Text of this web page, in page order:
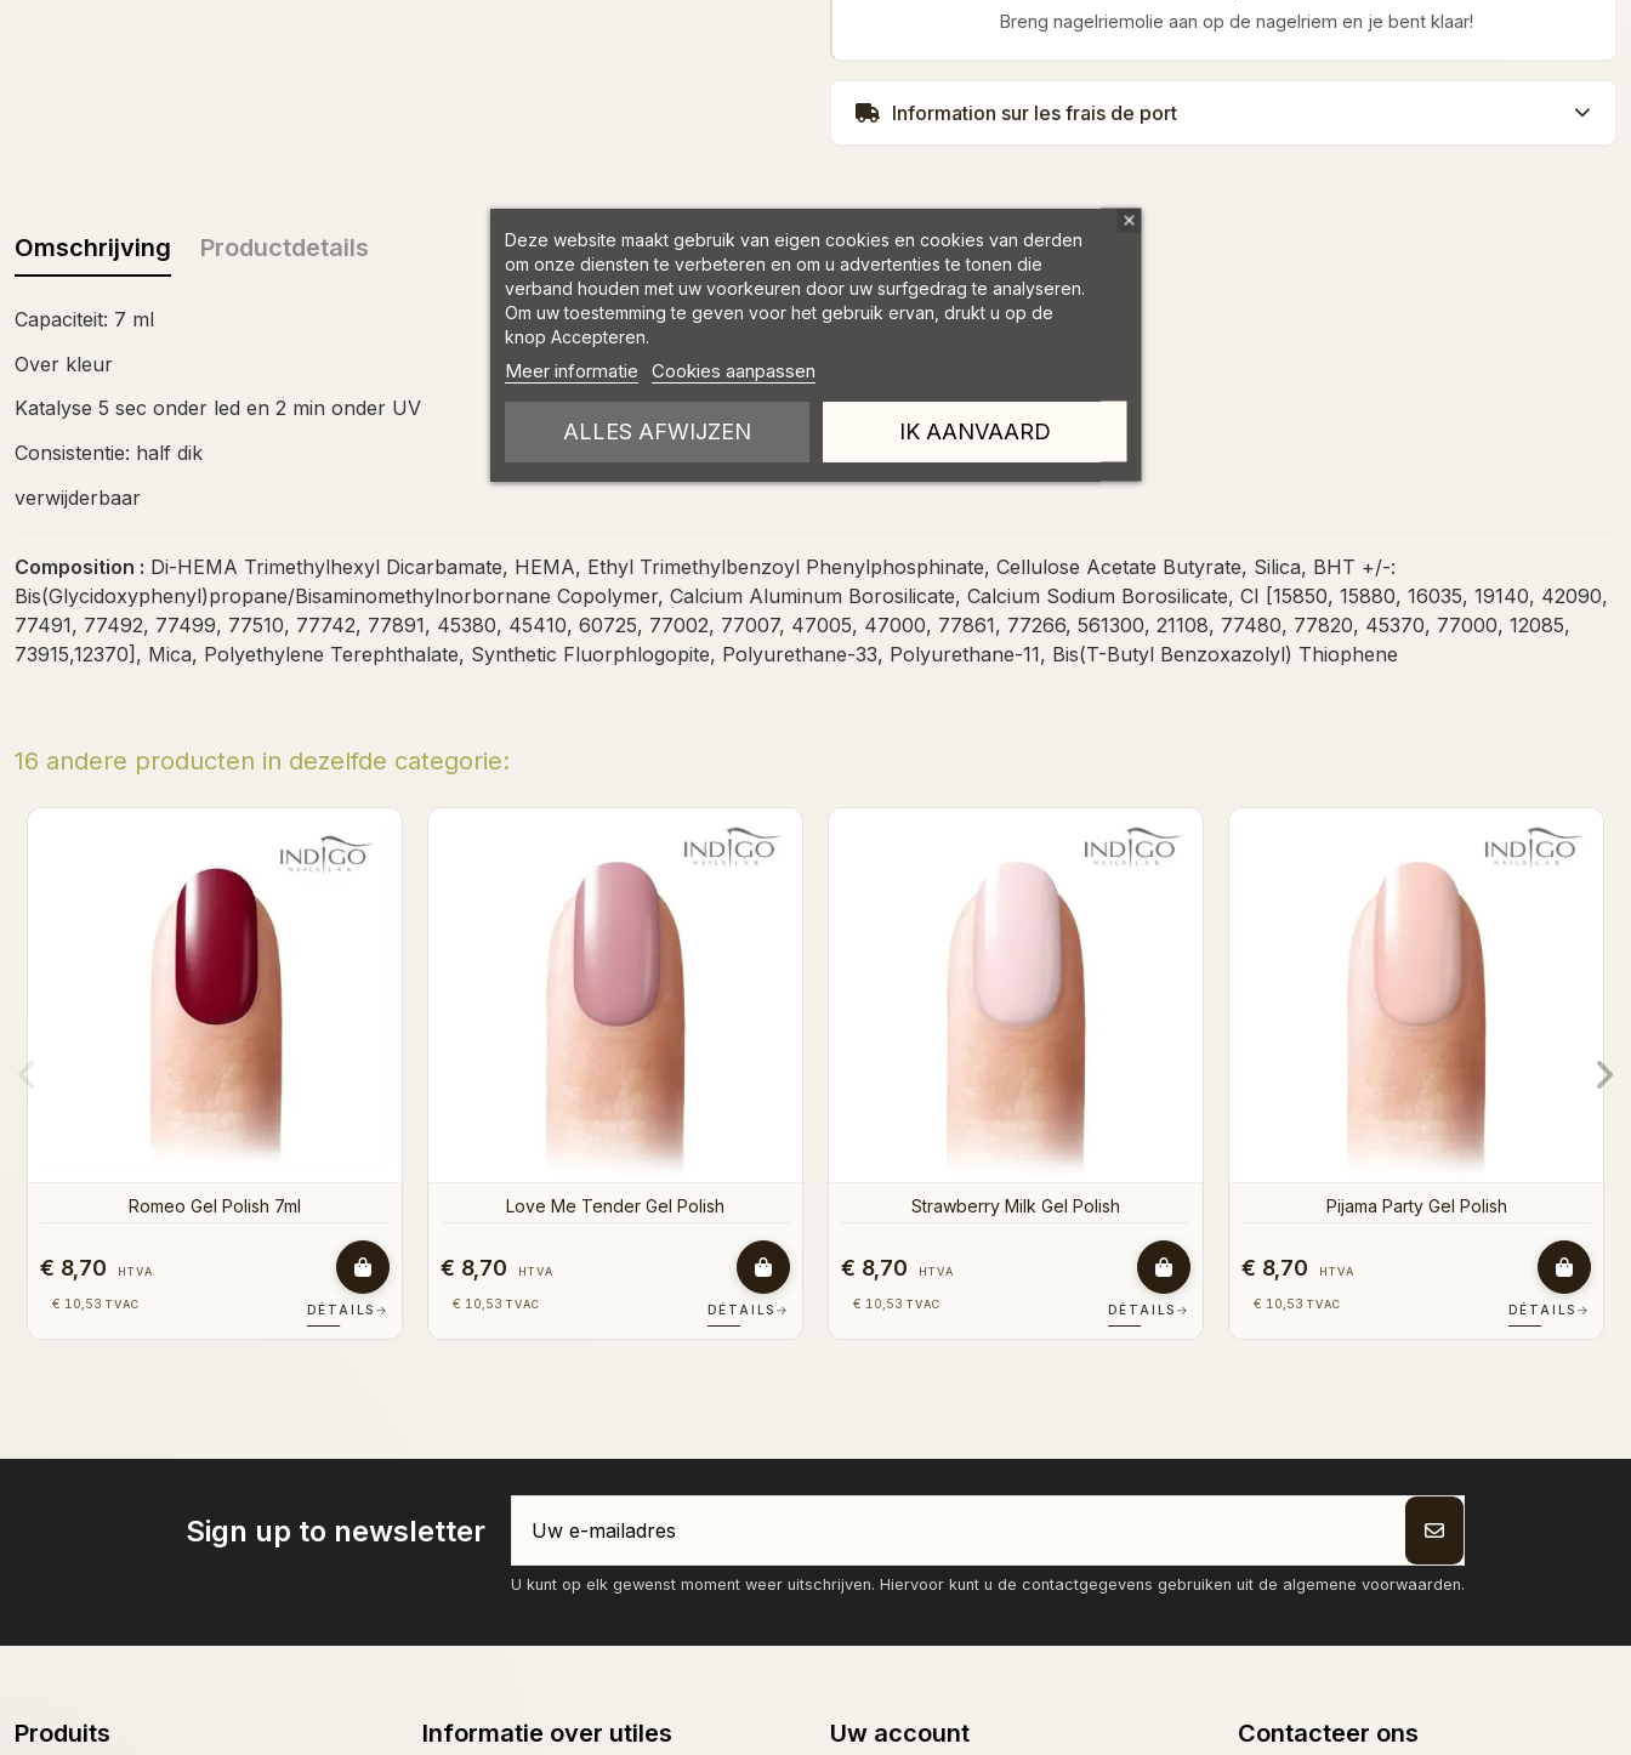
Breng nagelriemolie aan op de nagelriem en je bent klaar!
Information sur les frais de port
Omschrijving Productdetails
Capaciteit: 7 ml
Over kleur
Katalyse 5 sec onder led en 2 min onder UV
Consistentie: half dik
verwijderbaar
Composition : Di-HEMA Trimethylhexyl Dicarbamate, HEMA, Ethyl Trimethylbenzoyl Phenylphosphinate, Cellulose Acetate Butyrate, Silica, BHT +/-:
Bis(Glycidoxyphenyl)propane/Bisaminomethylnorbornane Copolymer, Calcium Aluminum Borosilicate, Calcium Sodium Borosilicate, CI [15850, 15880, 16035, 19140, 42090,
77491, 77492, 77499, 77510, 77742, 77891, 45380, 45410, 60725, 77002, 77007, 47005, 47000, 77861, 77266, 561300, 21108, 77480, 77820, 45370, 77000, 12085,
73915,12370], Mica, Polyethylene Terephthalate, Synthetic Fluorphlogopite, Polyurethane-33, Polyurethane-11, Bis(T-Butyl Benzoxazolyl) Thiophene
16 andere producten in dezelfde categorie:
€ 8,70 HTVA
€ 10,53 TVAC DÉTAILS →
€ 8,70 HTVA
€ 10,53 TVAC DÉTAILS →
€ 8,70 HTVA
€ 10,53 TVAC DÉTAILS →
€ 8,70 HTVA
€ 10,53 TVAC DÉTAILS →
Sign up to newsletter
U kunt op elk gewenst moment weer uitschrijven. Hiervoor kunt u de contactgegevens gebruiken uit de algemene voorwaarden.
Produits Informatie over utiles Uw account Contacteer ons
Deze website maakt gebruik van eigen cookies en cookies van derden
om onze diensten te verbeteren en om u advertenties te tonen die
verband houden met uw voorkeuren door uw surfgedrag te analyseren.
Om uw toestemming te geven voor het gebruik ervan, drukt u op de
knop Accepteren.
Meer informatie Cookies aanpassen
ALLES AFWIJZEN IK AANVAARD